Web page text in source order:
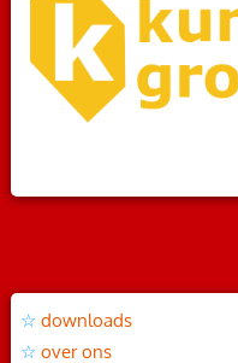
downloads
over ons